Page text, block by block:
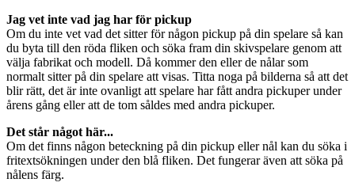
Jag vet inte vad jag har för pickup
Om du inte vet vad det sitter för någon pickup på din spelare så kan
du byta till den röda fliken och söka fram din skivspelare genom att
välja fabrikat och modell. Då kommer den eller de nålar som
normalt sitter på din spelare att visas. Titta noga på bilderna så att det
blir rätt, det är inte ovanligt att spelare har fått andra pickuper under
årens gång eller att de tom såldes med andra pickuper.
Det står något här...
Om det finns någon beteckning på din pickup eller nål kan du söka i
fritextsökningen under den blå fliken. Det fungerar även att söka på
nålens färg.